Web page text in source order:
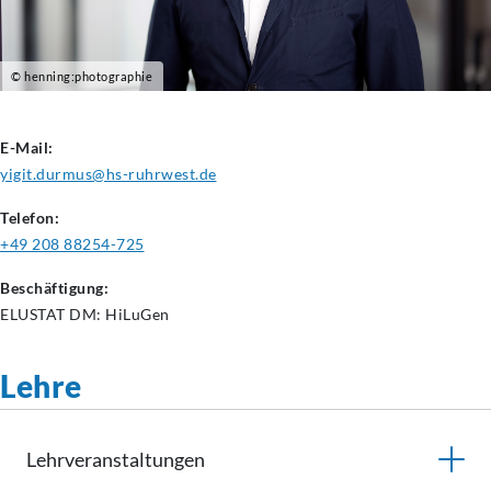
© henning:photographie
E-Mail:
yigit.durmus@hs-ruhrwest.de
Telefon:
+49 208 88254-725
Beschäftigung:
ELUSTAT DM: HiLuGen
Lehre
Lehrveranstaltungen